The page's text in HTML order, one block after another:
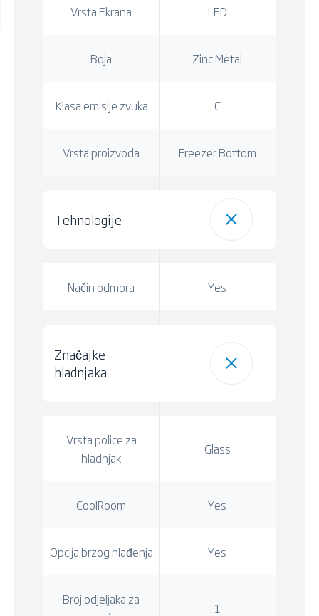
Vrsta Ekrana LED
Boja Zinc Metal
Klasa emisije zvuka C
Vrsta proizvoda Freezer Bottom
Tehnologije
Način odmora Yes
Značajke
hladnjaka
Vrsta police za
hladnjak
Glass
CoolRoom Yes
Opcija brzog hlađenja Yes
Broj odjeljaka za
1